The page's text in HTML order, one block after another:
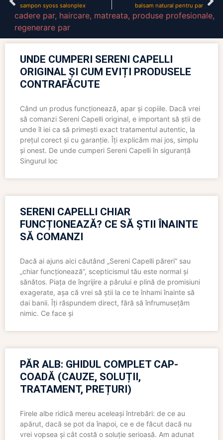
sampon syoss salonplex balsam natural pentru par
cadere par, haircare, matreata, produse profesionale,
regenerare par
UNDE CUMPERI SERENI CAPELLI
ORIGINAL ȘI CUM EVIȚI PRODUSELE
CONTRAFĂCUTE
Când un produs funcționează, apar și copiile. Dacă vrei
să comanzi Sereni Capelli original, e important să știi de
unde îl iei ca să primești exact tratamentul autentic, la
prețul corect și cu garanție. Îți explicăm mai jos, simplu
și onest. De unde cumperi Sereni Capelli în siguranță
Singurul loc
SERENI CAPELLI CHIAR
FUNCȚIONEAZĂ? CE SĂ ȘTII ÎNAINTE
SĂ COMANZI
Dacă ai ajuns aici căutând „Sereni Capelli păreri” sau
„chiar funcționează”, scepticismul tău este normal și
sănătos. Piața de îngrijire a părului e plină de promisiuni
exagerate, așa că vrei să știi la ce te înhami înainte să
dai banii. Îți răspundem direct, fără să înfrumusețăm
nimic. Ce face și
PĂR ALB: GHIDUL COMPLET CAP-
COADĂ (CAUZE, SOLUȚII,
TRATAMENT, PREȚURI)
Firele albe ridică mereu aceleași întrebări: de ce au
apărut, dacă se pot da înapoi, ce e de făcut dacă nu
vrei vopsea și cât costă o soluție serioasă. Am adunat